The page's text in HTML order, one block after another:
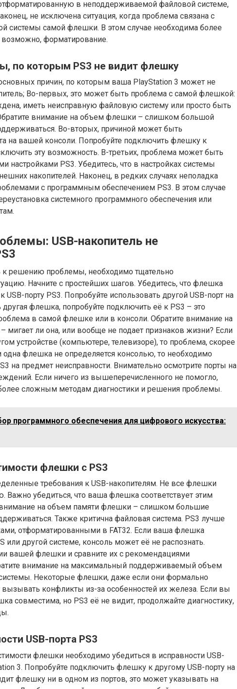
в неподдерживаемой файловой системе,
не исключена ситуация, когда проблема связана с
системы самой флешки. В этом случае необходима более
возможно, форматирование.
по которым PS3 не видит флешку
причин, по которым ваша PlayStation 3 может не
Во-первых, это может быть проблема с самой флешкой:
иметь неисправную файловую систему или просто быть
внимание на объем флешки – слишком большой
Во-вторых, причиной может быть
на вашей консоли. Попробуйте подключить флешку к
эту возможность. В-третьих, проблема может быть
настройками PS3. Убедитесь, что в настройках системы
накопителей. Наконец, в редких случаях неполадка
с программным обеспечением PS3. В этом случае
системного программного обеспечения или
USB-накопитель не
к решению проблемы, необходимо тщательно
Начните с простейших шагов. Убедитесь, что флешка
порту PS3. Попробуйте использовать другой USB-порт на
другая флешка, попробуйте подключить её к PS3 – это
в самой флешке или в консоли. Обратите внимание на
мигает ли она, или вообще не подает признаков жизни? Если
устройстве (компьютере, телевизоре), то проблема, скорее
одна флешка не определяется консолью, то необходимо
на предмет неисправности. Внимательно осмотрите порты на
Если ничего из вышеперечисленного не помогло,
сложным методам диагностики и решения проблемы.
программного обеспечения для цифрового искусства:
флешки с PS3
требования к USB-накопителям. Не все флешки
Важно убедиться, что ваша флешка соответствует этим
внимание на объем памяти флешки – слишком большие
Также критична файловая система. PS3 лучше
отформатированными в FAT32. Если ваша флешка
или другой системе, консоль может её не распознать.
вашей флешки и сравните их с рекомендациями
внимание на максимальный поддерживаемый объем
Некоторые флешки, даже если они формально
конфликты из-за особенностей их железа. Если вы
совместима, но PS3 её не видит, продолжайте диагностику,
USB-порта PS3
флешки необходимо убедиться в исправности USB-
3. Попробуйте подключить флешку к другому USB-порту на
флешку ни в одном из портов, это может указывать на